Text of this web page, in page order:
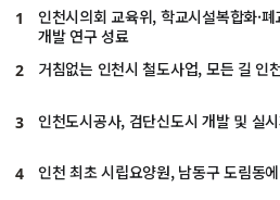
1
인천시의회 교육위, 학교시설복합화·
개발 연구 성료
2 거침없는 인천시 철도사업, 모든 길 인
3 인천도시공사, 검단신도시 개발 및 실
4 인천 최초 시립요양원, 남동구 도림동